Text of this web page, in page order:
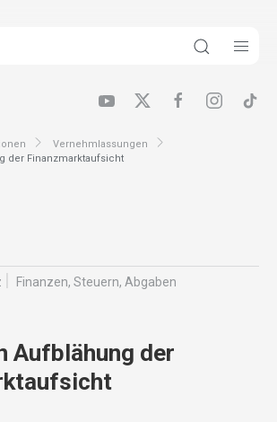
Vernehmlassungen
der Finanzmarktaufsicht
Finanzen, Steuern, Abgaben
Aufblähung der